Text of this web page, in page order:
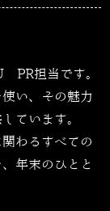
PR担当です。
い、その魅力
ています。
わるすべての
年末のひとと